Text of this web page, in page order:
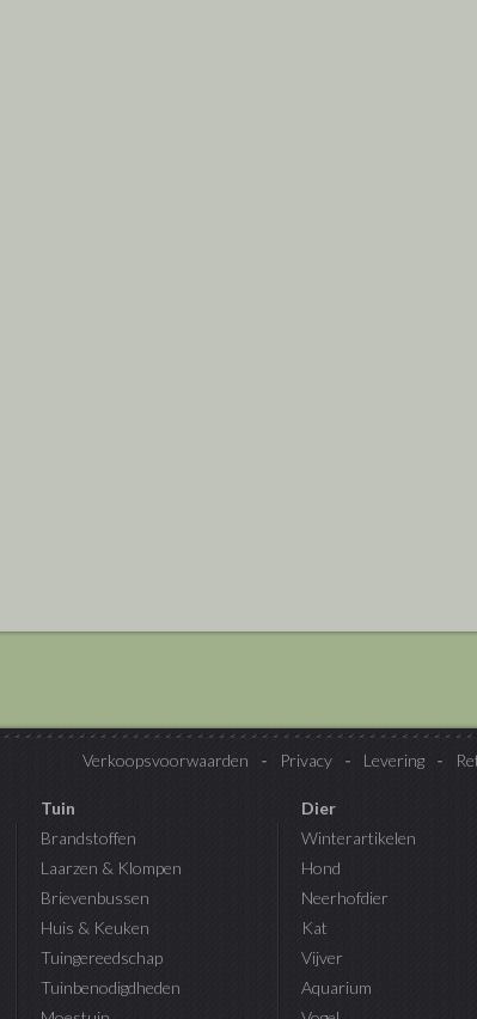
Verkoopsvoorwaarden Privacy Levering
Tuin
Brandstoffen
Laarzen & Klompen
Brievenbussen
Huis & Keuken
Tuingereedschap
Tuinbenodigdheden
Dier
Winterartikelen
Hond
Neerhofdier
Kat
Vijver
Aquarium